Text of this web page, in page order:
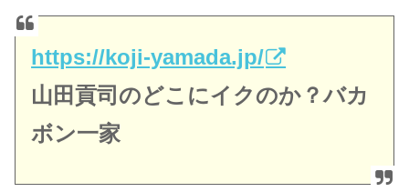
https://koji-yamada.jp/
山田貢司のどこにイクのか？バカ
ボン一家